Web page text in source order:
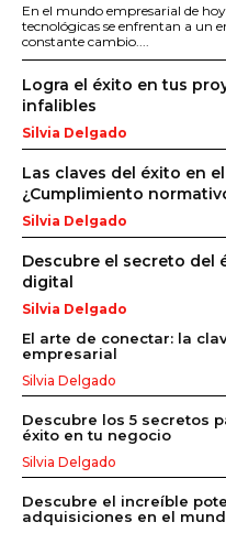
En el mundo empresarial de
tecnológicas se enfrentan a un
constante cambio....
Logra el éxito en tus
infalibles
Silvia Delgado
Las claves del éxito en
¿Cumplimiento
Silvia Delgado
Descubre el secreto del
digital
Silvia Delgado
El arte de conectar: la
empresarial
Silvia Delgado
Descubre los 5 secretos
éxito en tu negocio
Silvia Delgado
Descubre el increíble
adquisiciones en el